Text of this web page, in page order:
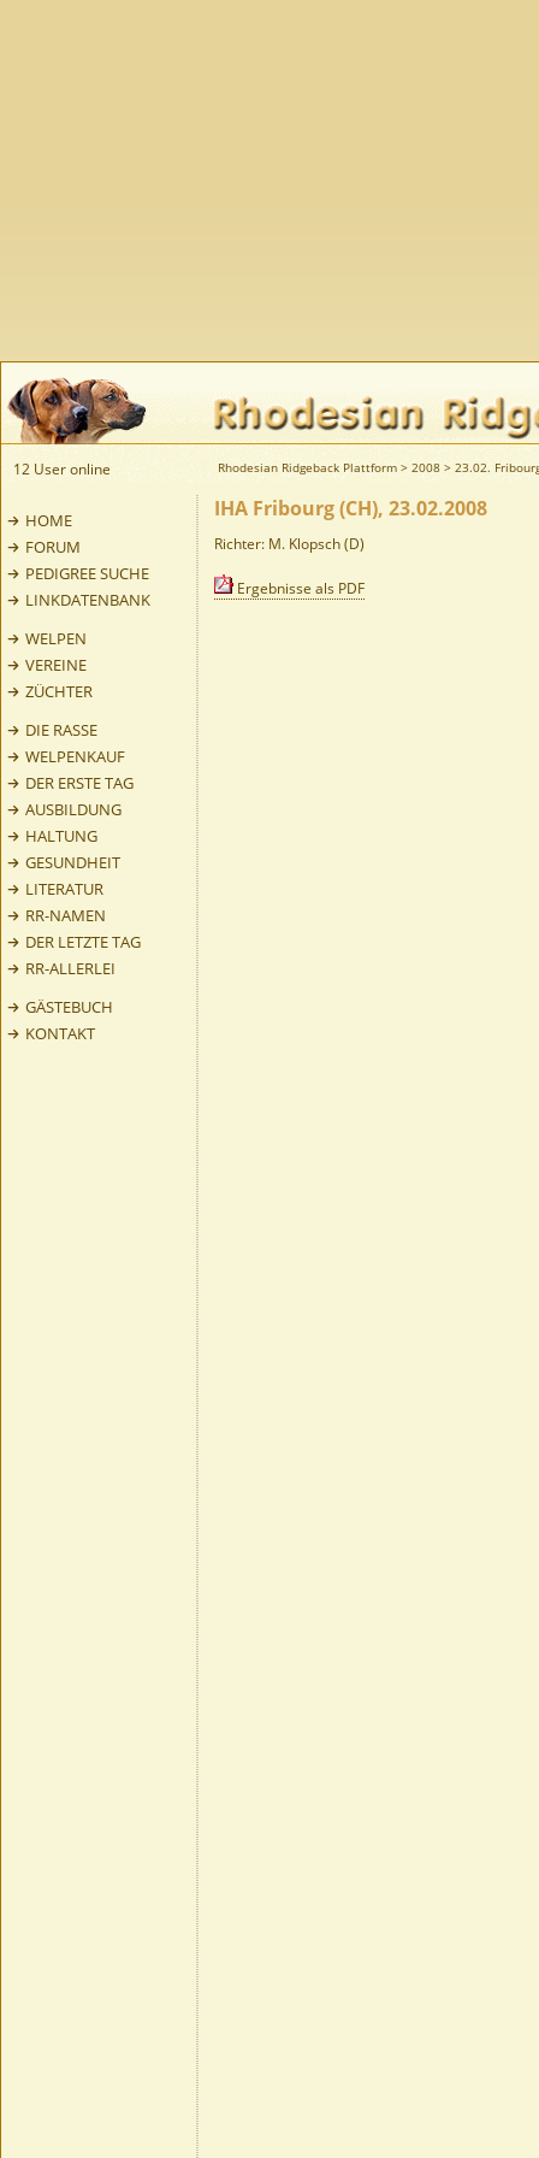
12 User online Rhodesian Ridgeback Plattform > 2008 > 23.02.
HOME
FORUM
PEDIGREE SUCHE
LINKDATENBANK
WELPEN
VEREINE
ZÜCHTER
DIE RASSE
WELPENKAUF
DER ERSTE TAG
AUSBILDUNG
HALTUNG
GESUNDHEIT
LITERATUR
RR-NAMEN
DER LETZTE TAG
RR-ALLERLEI
GÄSTEBUCH
KONTAKT
IHA Fribourg (CH), 23.02.2008
Richter: M. Klopsch (D)
Ergebnisse als PDF